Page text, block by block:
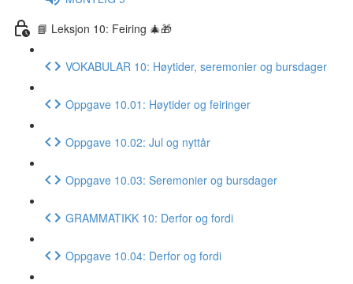
📘 Leksjon 10: Feiring 🎄🎁
VOKABULAR 10: Høytider, seremonier og bursdager
Oppgave 10.01: Høytider og feiringer
Oppgave 10.02: Jul og nyttår
Oppgave 10.03: Seremonier og bursdager
GRAMMATIKK 10: Derfor og fordi
Oppgave 10.04: Derfor og fordi